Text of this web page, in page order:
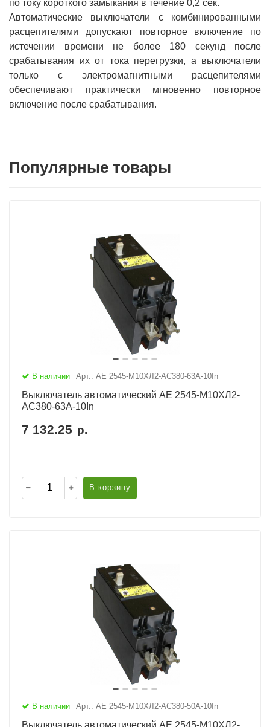
по току короткого замыкания в течение 0,2 сек.
Автоматические выключатели с комбинированными
расцепителями допускают повторное включение по
истечении времени не более 180 секунд после
срабатывания их от тока перегрузки, а выключатели
только с электромагнитными расцепителями
обеспечивают практически мгновенно повторное
включение после срабатывания.
Популярные товары
В наличии Арт.: АЕ 2545-М10ХЛ2-AC380-63А-10In
Выключатель автоматический АЕ 2545-М10ХЛ2-
AC380-63А-10In
7 132.25 р.
В корзину
В наличии Арт.: АЕ 2545-М10ХЛ2-AC380-50А-10In
Выключатель автоматический АЕ 2545-М10ХЛ2-